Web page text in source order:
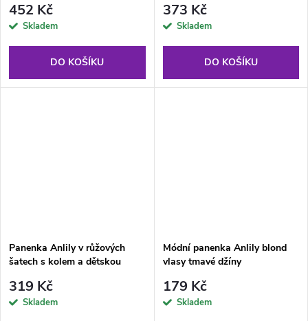
452 Kč
Skladem
DO KOŠÍKU
373 Kč
Skladem
DO KOŠÍKU
Panenka Anlily v růžových
šatech s kolem a dětskou
319 Kč
Skladem
Módní panenka Anlily blond
vlasy tmavé džíny
179 Kč
Skladem